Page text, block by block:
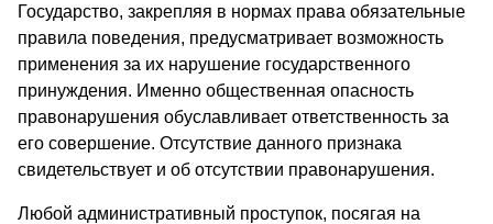
Государство, закрепляя в нормах права обязательные
правила поведения, предусматривает возможность
применения за их нарушение государственного
принуждения. Именно общественная опасность
правонарушения обуславливает ответственность за
его совершение. Отсутствие данного признака
свидетельствует и об отсутствии правонарушения.
Любой административный проступок, посягая на